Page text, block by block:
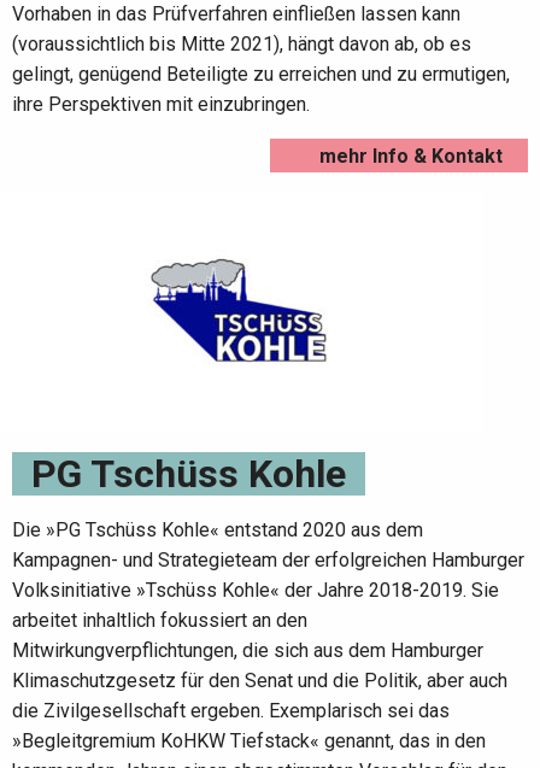
Vorhaben in das Prüfverfahren einfließen lassen kann
(voraussichtlich bis Mitte 2021), hängt davon ab, ob es
gelingt, genügend Beteiligte zu erreichen und zu ermutigen,
ihre Perspektiven mit einzubringen.
mehr Info & Kontakt
PG Tschüss Kohle
Die »PG Tschüss Kohle« entstand 2020 aus dem
Kampagnen- und Strategieteam der erfolgreichen Hamburger
Volksinitiative »Tschüss Kohle« der Jahre 2018-2019. Sie
arbeitet inhaltlich fokussiert an den
Mitwirkungverpflichtungen, die sich aus dem Hamburger
Klimaschutzgesetz für den Senat und die Politik, aber auch
die Zivilgesellschaft ergeben. Exemplarisch sei das
»Begleitgremium KoHKW Tiefstack« genannt, das in den